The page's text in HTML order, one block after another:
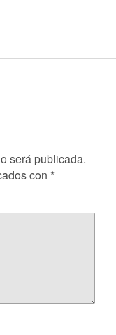
será publicada.
con *